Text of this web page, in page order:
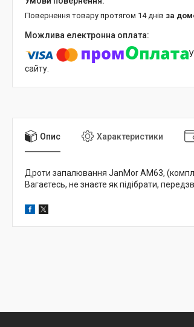
повернення товару протягом 14 днів за
сайту.
Опис Характеристики
Дроти запалювання JanMor AM63,
Вагаєтесь, не знаєте як підібрати,